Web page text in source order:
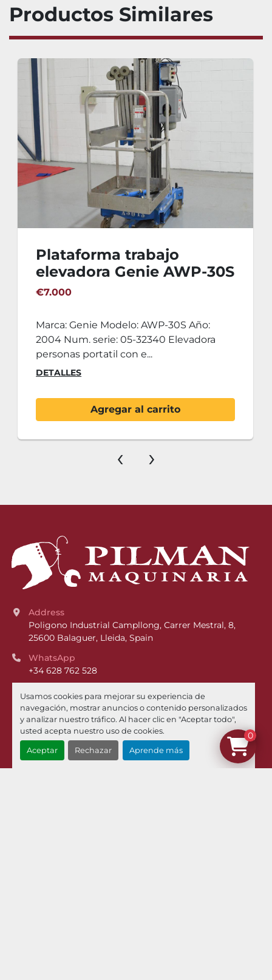
Usamos cookies para mejorar su experiencia de
navegación, mostrar anuncios o contenido personalizados
y analizar nuestro tráfico. Al hacer clic en "Aceptar todo",
usted acepta nuestro uso de cookies.
Aceptar Rechazar Aprende más
Productos Similares
Plataforma trabajo
elevadora Genie AWP-30S
€7.000
Marca: Genie Modelo: AWP-30S Año:
2004 Num. serie: 05-32340 Elevadora
personas portatil con e...
DETALLES
Agregar al carrito
‹ ›
Address
Poligono Industrial Campllong, Carrer Mestral, 8,
25600 Balaguer, Lleida, Spain
WhatsApp
+34 628 762 528
+34 973 449 021
Email
¿Dónde estamos?
0